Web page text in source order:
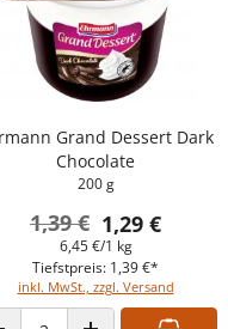
Grand Dessert Dark
Chocolate
200 g
1,29 €
1,39 €
6,45 €/1 kg
inkl. MwSt., zzgl. Versand
Tiefstpreis: 1,39 €*